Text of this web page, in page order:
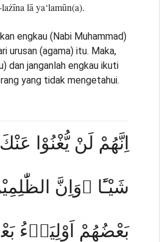
lā ya‘lamūn(a).
engkau (Nabi Muhammad)
urusan (agama) itu. Maka,
dan janganlah engkau ikuti
yang tidak mengetahui.
اِنَّهُمْ لَنْ يُّغْنُوْا
شَيْـًٔا ۗوَاِنَّ
بَعْضُهُمْ اَوْلِيَاۤءُ